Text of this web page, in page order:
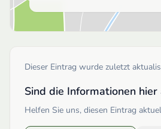
Dieser Eintrag wurde zuletzt
Sind die Informationen
Helfen Sie uns, diesen Eintrag